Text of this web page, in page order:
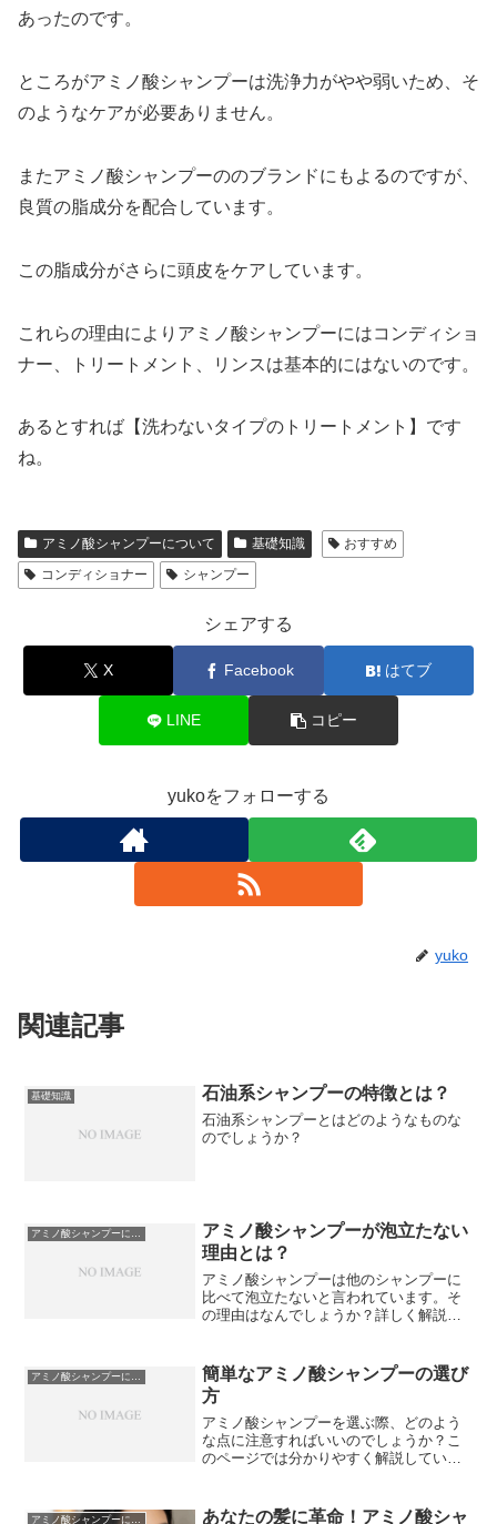
あったのです。
ところがアミノ酸シャンプーは洗浄力がやや弱いため、そ
のようなケアが必要ありません。
またアミノ酸シャンプーののブランドにもよるのですが、
良質の脂成分を配合しています。
この脂成分がさらに頭皮をケアしています。
これらの理由によりアミノ酸シャンプーにはコンディショ
ナー、トリートメント、リンスは基本的にはないのです。
あるとすれば【洗わないタイプのトリートメント】です
ね。
アミノ酸シャンプーについて 基礎知識
おすすめ
コンディショナー
シャンプー
シェアする
X Facebook はてブ
LINE コピー
yukoをフォローする
yuko
関連記事
基礎知識 石油系シャンプーの特徴とは？
石油系シャンプーとはどのようなものな
のでしょうか？
アミノ酸シャンプーが泡立たない
理由とは？
アミノ酸シャンプーは他のシャンプーに
比べて泡立たないと言われています。そ
の理由はなんでしょうか？詳しく解説し
アミノ酸シャンプーについて
簡単なアミノ酸シャンプーの選び
方
アミノ酸シャンプーを選ぶ際、どのよう
な点に注意すればいいのでしょうか？こ
のページでは分かりやすく解説していま
アミノ酸シャンプーについて
あなたの髪に革命！アミノ酸シャ